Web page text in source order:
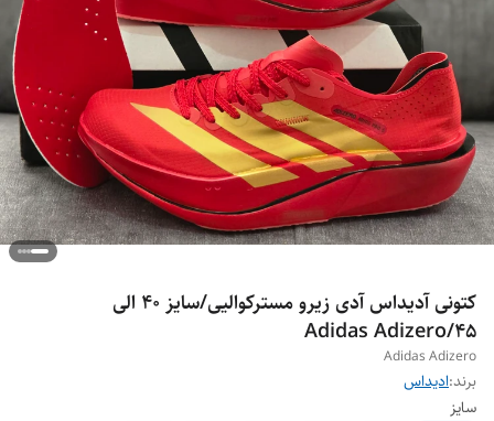
کتونی آدیداس آدی زیرو مسترکوالیی/سایز 40 الی
45/Adidas Adizero
Adidas Adizero
برند:ادیداس
سایز